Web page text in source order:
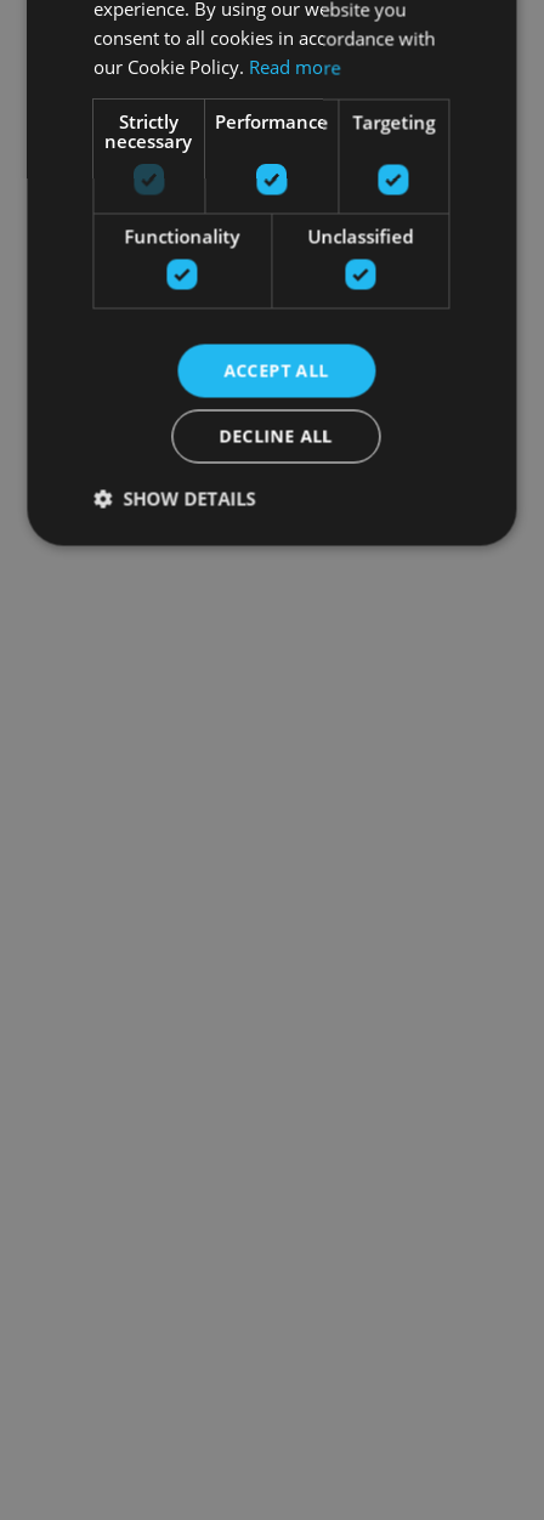
experience. By using our website you
consent to all cookies in accordance with
our Cookie Policy. Read more
Strictly
necessary
Performance Targeting
Functionality Unclassified
ACCEPT ALL
DECLINE ALL
SHOW DETAILS